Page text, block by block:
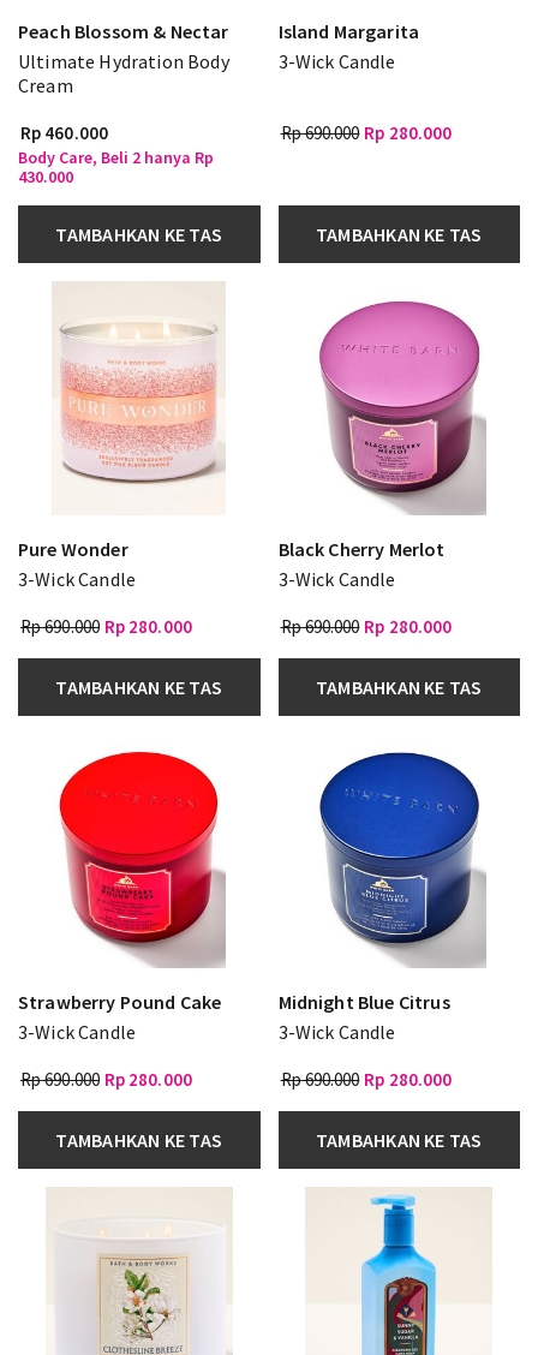
Peach Blossom & Nectar
Ultimate Hydration Body
Cream
Rp 460.000
Body Care, Beli 2 hanya Rp
430.000
TAMBAHKAN KE TAS
Island Margarita
3-Wick Candle
Rp 690.000 Rp 280.000
TAMBAHKAN KE TAS
Pure Wonder
3-Wick Candle
Rp 690.000 Rp 280.000
TAMBAHKAN KE TAS
Black Cherry Merlot
3-Wick Candle
Rp 690.000 Rp 280.000
TAMBAHKAN KE TAS
Strawberry Pound Cake
3-Wick Candle
Rp 690.000 Rp 280.000
TAMBAHKAN KE TAS
Midnight Blue Citrus
3-Wick Candle
Rp 690.000 Rp 280.000
TAMBAHKAN KE TAS